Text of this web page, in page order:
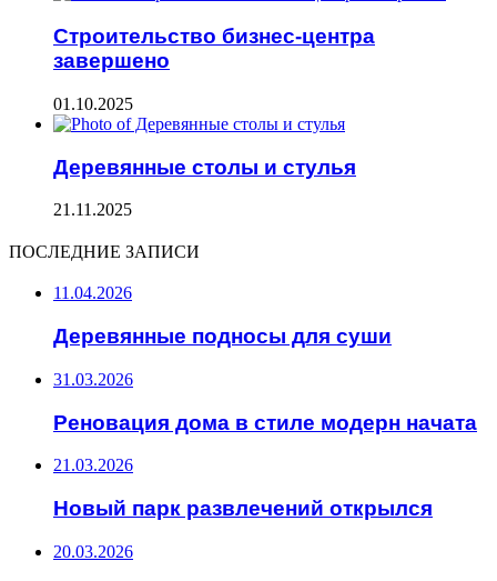
Строительство бизнес-центра
завершено
01.10.2025
Деревянные столы и стулья
21.11.2025
ПОСЛЕДНИЕ ЗАПИСИ
11.04.2026
Деревянные подносы для суши
31.03.2026
Реновация дома в стиле модерн начата
21.03.2026
Новый парк развлечений открылся
20.03.2026